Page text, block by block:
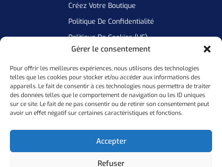
Gérer le consentement
Pour offrir les meilleures expériences, nous utilisons des technologies
telles que les cookies pour stocker et/ou accéder aux informations des
appareils. Le fait de consentir à ces technologies nous permettra de traiter
des données telles que le comportement de navigation ou les ID uniques
sur ce site. Le fait de ne pas consentir ou de retirer son consentement peut
avoir un effet négatif sur certaines caractéristiques et fonctions.
Accepter
Refuser
Créez Votre Boutique
Politique De Confidentialité
Politique De Cookies (UE)
Newsletter
Inscrivez Vous A Notre Newsletter Pour Ne Manquer Aucune De
Nos Offres
Ok